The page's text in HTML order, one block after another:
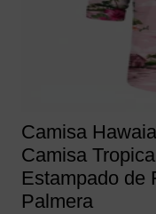
Camisa
Camisa
Estampado de
Palmera